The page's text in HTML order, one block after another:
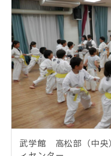
武学館 高松部（中央